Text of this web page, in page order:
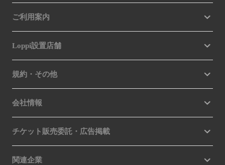
ご利用案内
Loppi設置店舗
規約・その他
会社情報
チケット販売委託・広告掲載
関連企業